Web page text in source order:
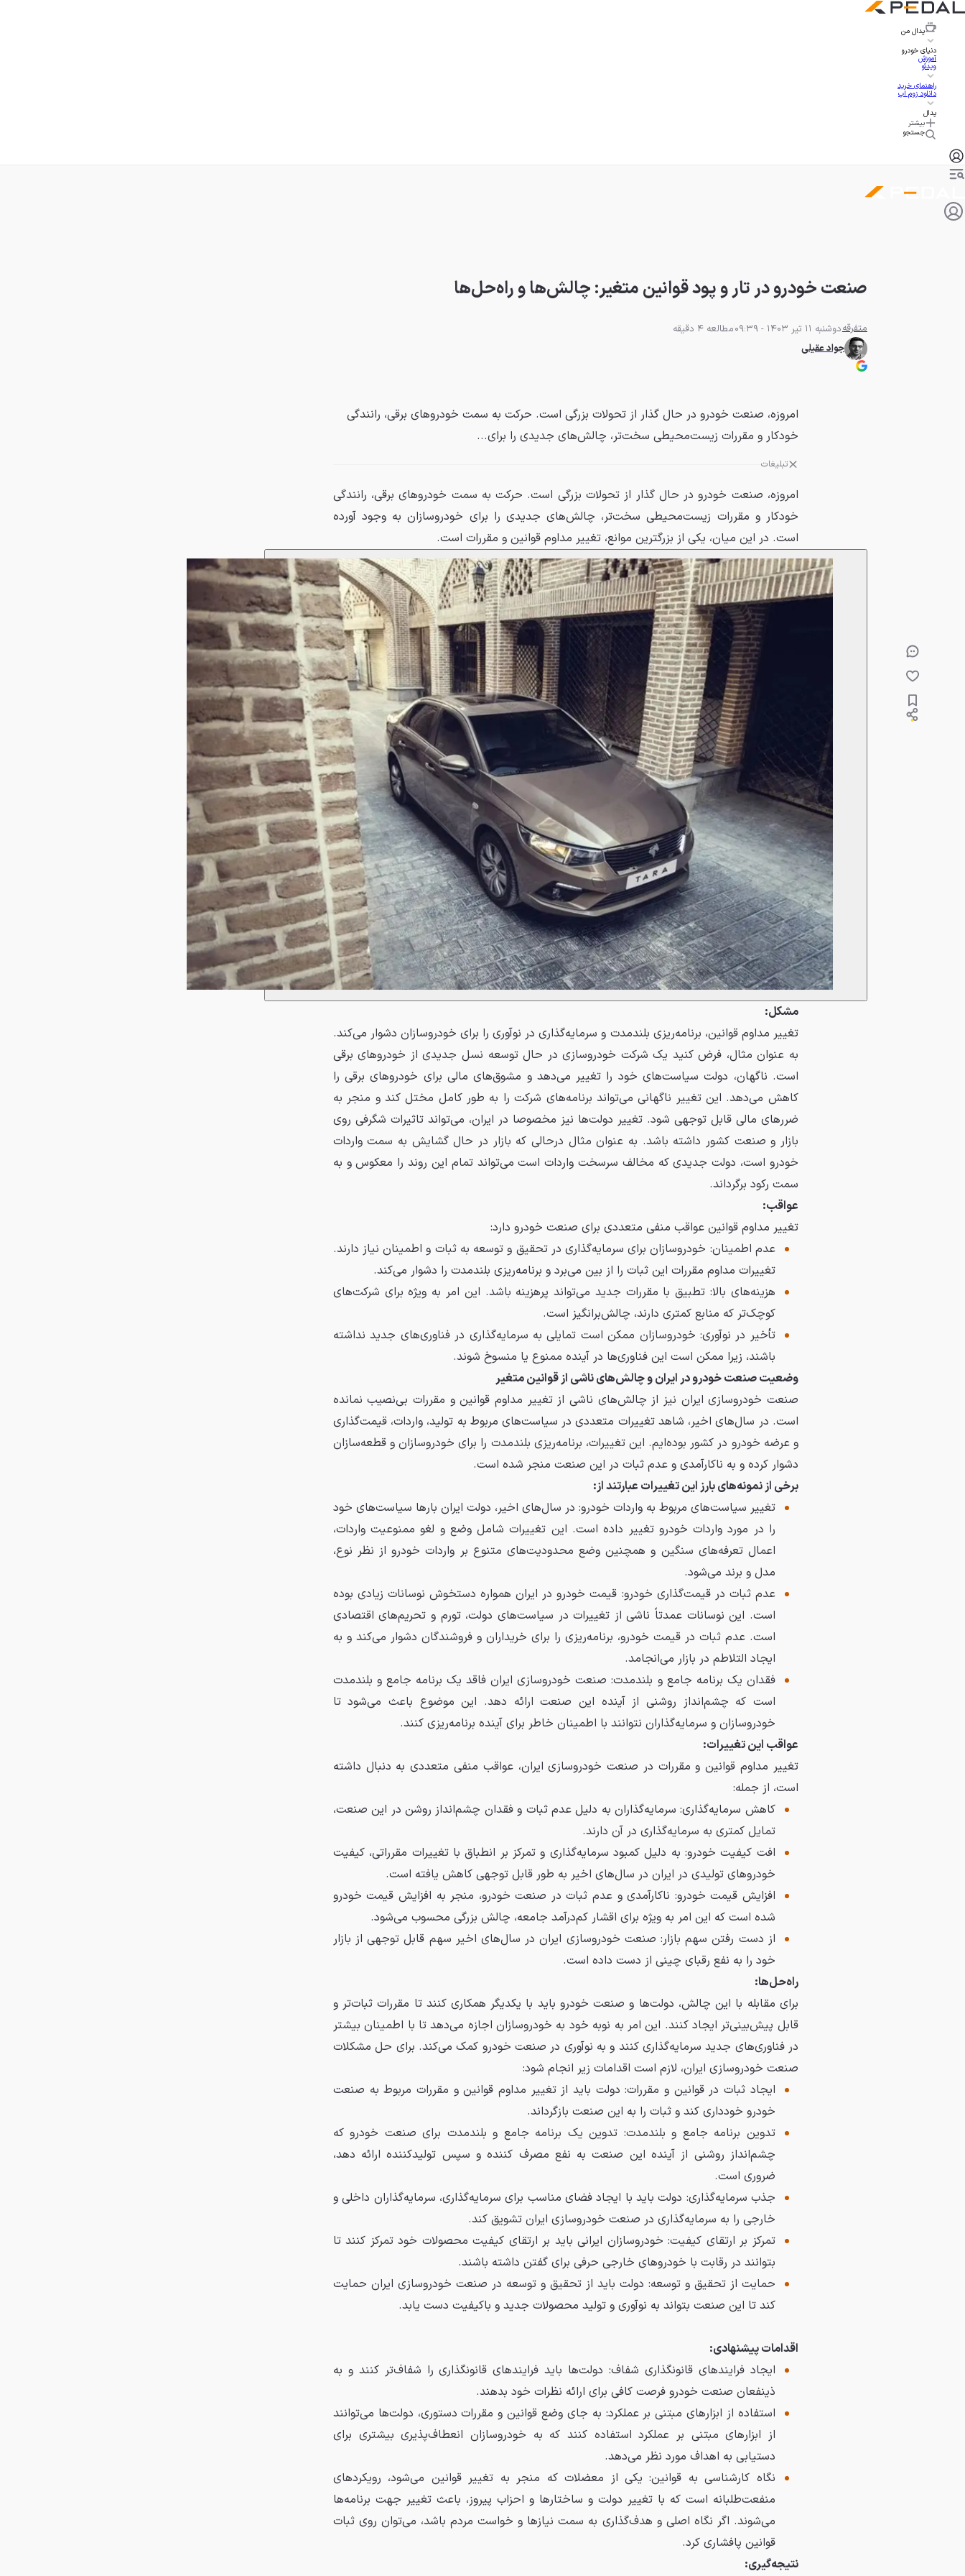
پدال من
دنیای خودرو
آموزش
ویدئو
راهنمای خرید
دانلود زوم اپ
پدال
بیشتر
جستجو
صنعت خودرو در تار و پود قوانین متغیر: چالش‌ها و راه‌حل‌ها
متفرقهدوشنبه 11 تیر 1403 - 09:39
مطالعه 4 دقیقه
جواد عقیلی
امروزه، صنعت خودرو در حال گذار از تحولات بزرگی است. حرکت به سمت خودروهای برقی، رانندگی
خودکار و مقررات زیست‌محیطی سخت‌تر، چالش‌های جدیدی را برای...
تبلیغات
امروزه، صنعت خودرو در حال گذار از تحولات بزرگی است. حرکت به سمت خودروهای برقی، رانندگی
خودکار و مقررات زیست‌محیطی سخت‌تر، چالش‌های جدیدی را برای خودروسازان به وجود آورده
است. در این میان، یکی از بزرگترین موانع، تغییر مداوم قوانین و مقررات است.
مشکل:
تغییر مداوم قوانین، برنامه‌ریزی بلندمدت و سرمایه‌گذاری در نوآوری را برای خودروسازان دشوار می‌کند.
به عنوان مثال، فرض کنید یک شرکت خودروسازی در حال توسعه نسل جدیدی از خودروهای برقی
است. ناگهان، دولت سیاست‌های خود را تغییر می‌دهد و مشوق‌های مالی برای خودروهای برقی را
کاهش می‌دهد. این تغییر ناگهانی می‌تواند برنامه‌های شرکت را به طور کامل مختل کند و منجر به
ضررهای مالی قابل توجهی شود. تغییر دولت‌ها نیز مخصوصا در ایران، می‌تواند تاثیرات شگرفی روی
بازار و صنعت کشور داشته باشد. به عنوان مثال درحالی که بازار در حال گشایش به سمت واردات
خودرو است، دولت جدیدی که مخالف سرسخت واردات است می‌تواند تمام این روند را معکوس و به
سمت رکود برگرداند.
عواقب:
تغییر مداوم قوانین عواقب منفی متعددی برای صنعت خودرو دارد:
عدم اطمینان: خودروسازان برای سرمایه‌گذاری در تحقیق و توسعه به ثبات و اطمینان نیاز دارند.
تغییرات مداوم مقررات این ثبات را از بین می‌برد و برنامه‌ریزی بلندمدت را دشوار می‌کند.
هزینه‌های بالا: تطبیق با مقررات جدید می‌تواند پرهزینه باشد. این امر به ویژه برای شرکت‌های
کوچک‌تر که منابع کمتری دارند، چالش‌برانگیز است.
تأخیر در نوآوری: خودروسازان ممکن است تمایلی به سرمایه‌گذاری در فناوری‌های جدید نداشته
باشند، زیرا ممکن است این فناوری‌ها در آینده ممنوع یا منسوخ شوند.
وضعیت صنعت خودرو در ایران و چالش‌های ناشی از قوانین متغیر
صنعت خودروسازی ایران نیز از چالش‌های ناشی از تغییر مداوم قوانین و مقررات بی‌نصیب نمانده
است. در سال‌های اخیر، شاهد تغییرات متعددی در سیاست‌های مربوط به تولید، واردات، قیمت‌گذاری
و عرضه خودرو در کشور بوده‌ایم. این تغییرات، برنامه‌ریزی بلندمدت را برای خودروسازان و قطعه‌سازان
دشوار کرده و به ناکارآمدی و عدم ثبات در این صنعت منجر شده است.
برخی از نمونه‌های بارز این تغییرات عبارتند از:
تغییر سیاست‌های مربوط به واردات خودرو: در سال‌های اخیر، دولت ایران بارها سیاست‌های خود
را در مورد واردات خودرو تغییر داده است. این تغییرات شامل وضع و لغو ممنوعیت واردات،
اعمال تعرفه‌های سنگین و همچنین وضع محدودیت‌های متنوع بر واردات خودرو از نظر نوع،
مدل و برند می‌شود.
عدم ثبات در قیمت‌گذاری خودرو: قیمت خودرو در ایران همواره دستخوش نوسانات زیادی بوده
است. این نوسانات عمدتاً ناشی از تغییرات در سیاست‌های دولت، تورم و تحریم‌های اقتصادی
است. عدم ثبات در قیمت خودرو، برنامه‌ریزی را برای خریداران و فروشندگان دشوار می‌کند و به
ایجاد التلاطم در بازار می‌انجامد.
فقدان یک برنامه جامع و بلندمدت: صنعت خودروسازی ایران فاقد یک برنامه جامع و بلندمدت
است که چشم‌انداز روشنی از آینده این صنعت ارائه دهد. این موضوع باعث می‌شود تا
خودروسازان و سرمایه‌گذاران نتوانند با اطمینان خاطر برای آینده برنامه‌ریزی کنند.
عواقب این تغییرات:
تغییر مداوم قوانین و مقررات در صنعت خودروسازی ایران، عواقب منفی متعددی به دنبال داشته
است، از جمله:
کاهش سرمایه‌گذاری: سرمایه‌گذاران به دلیل عدم ثبات و فقدان چشم‌انداز روشن در این صنعت،
تمایل کمتری به سرمایه‌گذاری در آن دارند.
افت کیفیت خودرو: به دلیل کمبود سرمایه‌گذاری و تمرکز بر انطباق با تغییرات مقرراتی، کیفیت
خودروهای تولیدی در ایران در سال‌های اخیر به طور قابل توجهی کاهش یافته است.
افزایش قیمت خودرو: ناکارآمدی و عدم ثبات در صنعت خودرو، منجر به افزایش قیمت خودرو
شده است که این امر به ویژه برای اقشار کم‌درآمد جامعه، چالش بزرگی محسوب می‌شود.
از دست رفتن سهم بازار: صنعت خودروسازی ایران در سال‌های اخیر سهم قابل توجهی از بازار
خود را به نفع رقبای چینی از دست داده است.
راه‌حل‌ها:
برای مقابله با این چالش، دولت‌ها و صنعت خودرو باید با یکدیگر همکاری کنند تا مقررات ثبات‌تر و
قابل پیش‌بینی‌تر ایجاد کنند. این امر به نوبه خود به خودروسازان اجازه می‌دهد تا با اطمینان بیشتر
در فناوری‌های جدید سرمایه‌گذاری کنند و به نوآوری در صنعت خودرو کمک می‌کند. برای حل مشکلات
صنعت خودروسازی ایران، لازم است اقدامات زیر انجام شود:
ایجاد ثبات در قوانین و مقررات: دولت باید از تغییر مداوم قوانین و مقررات مربوط به صنعت
خودرو خودداری کند و ثبات را به این صنعت بازگرداند.
تدوین برنامه جامع و بلندمدت: تدوین یک برنامه جامع و بلندمدت برای صنعت خودرو که
چشم‌انداز روشنی از آینده این صنعت به نفع مصرف کننده و سپس تولیدکننده ارائه دهد،
ضروری است.
جذب سرمایه‌گذاری: دولت باید با ایجاد فضای مناسب برای سرمایه‌گذاری، سرمایه‌گذاران داخلی و
خارجی را به سرمایه‌گذاری در صنعت خودروسازی ایران تشویق کند.
تمرکز بر ارتقای کیفیت: خودروسازان ایرانی باید بر ارتقای کیفیت محصولات خود تمرکز کنند تا
بتوانند در رقابت با خودروهای خارجی حرفی برای گفتن داشته باشند.
حمایت از تحقیق و توسعه: دولت باید از تحقیق و توسعه در صنعت خودروسازی ایران حمایت
کند تا این صنعت بتواند به نوآوری و تولید محصولات جدید و باکیفیت دست یابد.
اقدامات پیشنهادی:
ایجاد فرایندهای قانونگذاری شفاف: دولت‌ها باید فرایندهای قانونگذاری را شفاف‌تر کنند و به
ذینفعان صنعت خودرو فرصت کافی برای ارائه نظرات خود بدهند.
استفاده از ابزارهای مبتنی بر عملکرد: به جای وضع قوانین و مقررات دستوری، دولت‌ها می‌توانند
از ابزارهای مبتنی بر عملکرد استفاده کنند که به خودروسازان انعطاف‌پذیری بیشتری برای
دستیابی به اهداف مورد نظر می‌دهد.
نگاه کارشناسی به قوانین: یکی از معضلات که منجر به تغییر قوانین می‌شود، رویکردهای
منفعت‌طلبانه است که با تغییر دولت و ساختارها و احزاب پیروز، باعث تغییر جهت برنامه‌ها
می‌شوند. اگر نگاه اصلی و هدف‌گذاری به سمت نیازها و خواست مردم باشد، می‌توان روی ثبات
قوانین پافشاری کرد.
نتیجه‌گیری: